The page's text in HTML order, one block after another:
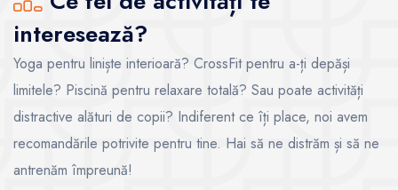
interesează?
Yoga pentru liniște interioară? CrossFit pentru a-ți depăși
limitele? Piscină pentru relaxare totală? Sau poate activități
distractive alături de copii? Indiferent ce îți place, noi avem
recomandările potrivite pentru tine. Hai să ne distrăm și să ne
antrenăm împreună!